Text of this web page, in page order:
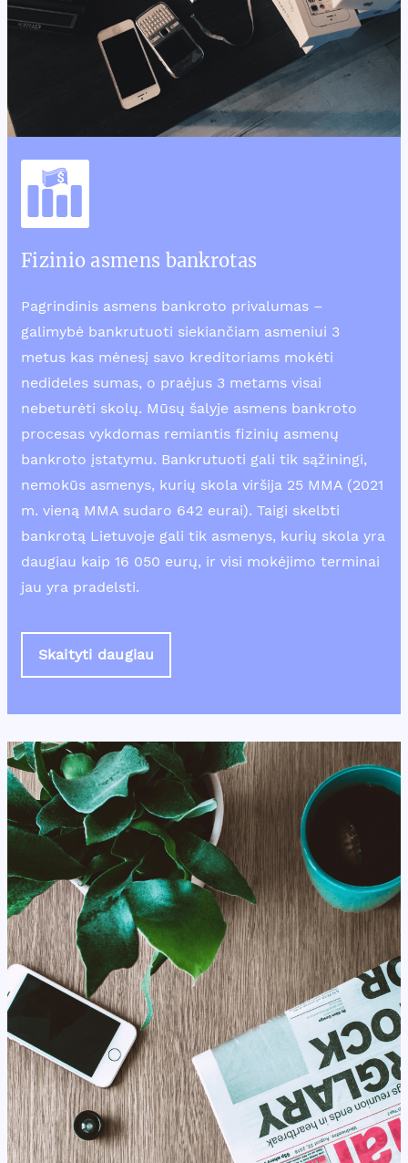
Fizinio asmens bankrotas
Pagrindinis asmens bankroto privalumas –
galimybė bankrutuoti siekiančiam asmeniui 3
metus kas mėnesį savo kreditoriams mokėti
nedideles sumas, o praėjus 3 metams visai
nebeturėti skolų. Mūsų šalyje asmens bankroto
procesas vykdomas remiantis fizinių asmenų
bankroto įstatymu. Bankrutuoti gali tik sąžiningi,
nemokūs asmenys, kurių skola viršija 25 MMA (2021
m. vieną MMA sudaro 642 eurai). Taigi skelbti
bankrotą Lietuvoje gali tik asmenys, kurių skola yra
daugiau kaip 16 050 eurų, ir visi mokėjimo terminai
jau yra pradelsti.
Skaityti daugiau